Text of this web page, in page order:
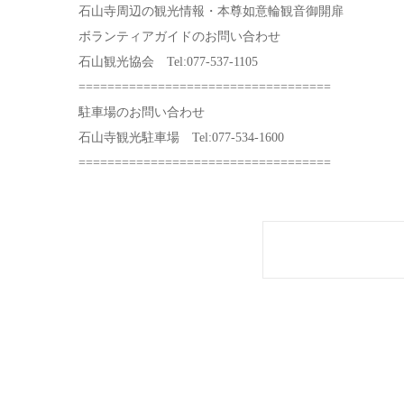
石山寺周辺の観光情報・本尊如意輪観音御開扉
ボランティアガイドのお問い合わせ
石山観光協会 Tel:077-537-1105
===================================
駐車場のお問い合わせ
石山寺観光駐車場 Tel:077-534-1600
===================================